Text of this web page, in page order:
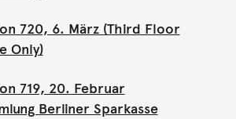
720, 6. März (Third Floor
Only)
719, 20. Februar
Berliner Sparkasse